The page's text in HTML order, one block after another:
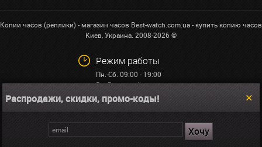
Копии часов (реплики) - магазин часов Best-watch.com.ua - купить копию часов
Киев, Украина. 2008-2026 ©
Режим работы
Пн.-Сб. 09:00 - 19:00
Вс: Выходной
+38 (068)591-32-23
info@best-watch.com.ua
Распродажи, скидки, промо-коды!